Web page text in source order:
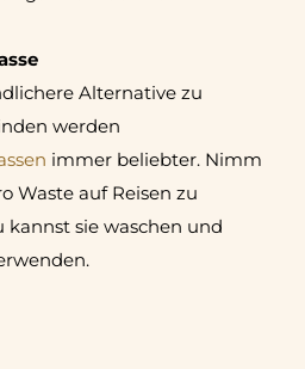
Alternative zu
werden
immer beliebter. Nimm
Waste auf Reisen zu
kannst sie waschen und